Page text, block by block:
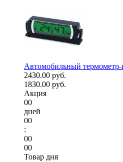
Автомобильный
2430.00 руб.
1830.00 руб.
Акция
00
дней
00
:
00
00
Товар дня